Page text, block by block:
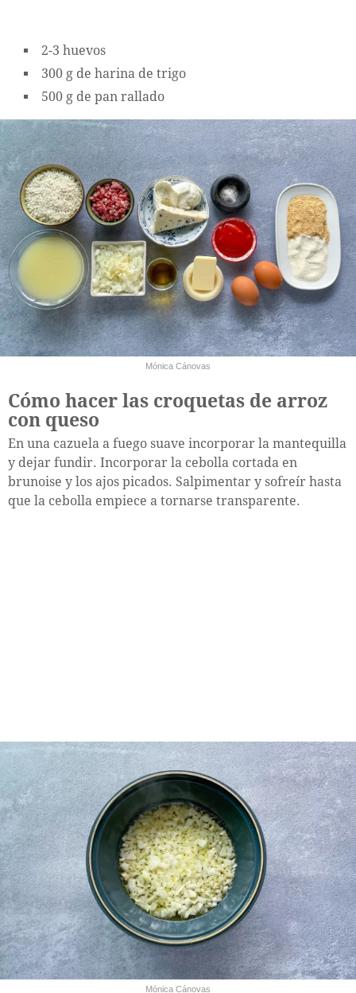
2-3 huevos
300 g de harina de trigo
500 g de pan rallado
Mónica Cánovas
Cómo hacer las croquetas de arroz
con queso
En una cazuela a fuego suave incorporar la mantequilla
y dejar fundir. Incorporar la cebolla cortada en
brunoise y los ajos picados. Salpimentar y sofreír hasta
que la cebolla empiece a tornarse transparente.
Mónica Cánovas